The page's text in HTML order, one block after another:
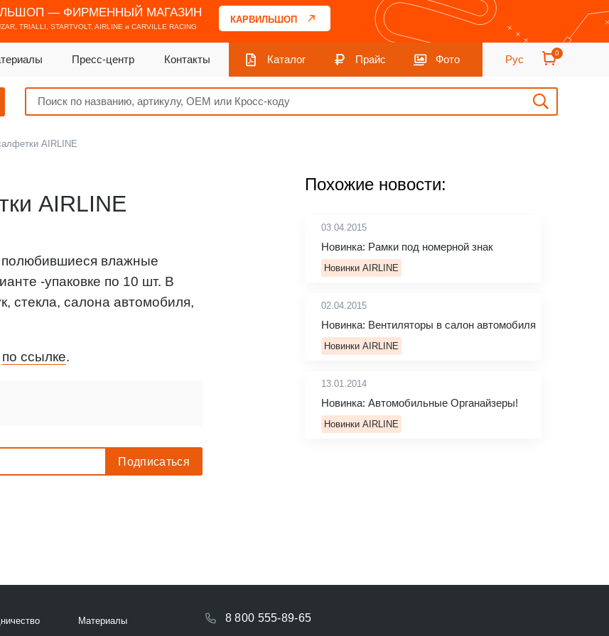
— ФИРМЕННЫЙ МАГАЗИН
TRIALLI, STARTVOLT, AIRLINE и CARVILLE RACING
КАРВИЛЬШОП
Пресс-центр Контакты Каталог Прайс Фото Рус
0
AIRLINE
AIRLINE
полюбившиеся влажные
-упаковке по 10 шт. В
стекла, салона автомобиля,
по ссылке.
Похожие новости:
03.04.2015
Новинка: Рамки под номерной знак
Новинки AIRLINE
02.04.2015
Новинка: Вентиляторы в салон автомобиля
Новинки AIRLINE
13.01.2014
Новинка: Автомобильные Органайзеры!
Новинки AIRLINE
Материалы 8 800 555-89-65